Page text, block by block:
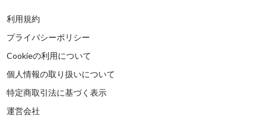
利用規約
プライバシーポリシー
Cookieの利用について
個人情報の取り扱いについて
特定商取引法に基づく表示
運営会社